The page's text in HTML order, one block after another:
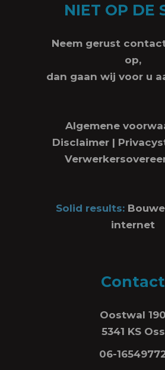
NIET OP DE
Neem gerust
op,
dan gaan wij voor u
Algemene
Disclaimer|
Solid results:
internet
Contact
Oostwal 190
5341 KS Oss
06-